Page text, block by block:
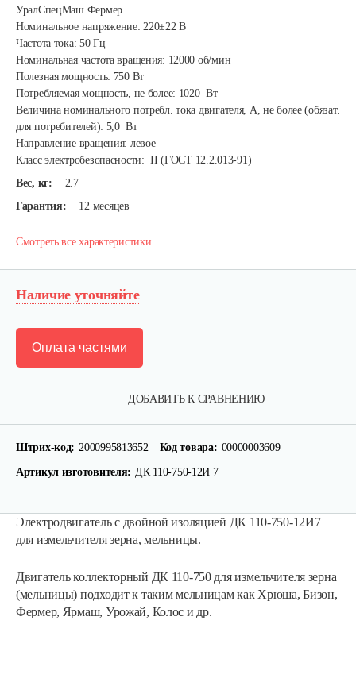
УралСпецМаш Фермер
Номинальное напряжение: 220±22 В
Частота тока: 50 Гц
Номинальная частота вращения: 12000 об/мин
Полезная мощность: 750 Вт
Потребляемая мощность, не более: 1020 Вт
Величина номинального потребл. тока двигателя, А, не более (обязат.
для потребителей): 5,0 Вт
Направление вращения: левое
Класс электробезопасности: II (ГОСТ 12.2.013-91)
Вес, кг:
2.7
Гарантия:
12 месяцев
Смотреть все характеристики
Наличие уточняйте
ДОБАВИТЬ К СРАВНЕНИЮ
Оплата частями
Штрих-код: 2000995813652 Код товара: 00000003609
Артикул изготовителя: ДК 110-750-12И 7
Электродвигатель с двойной изоляцией ДК 110-750-12И7
для измельчителя зерна, мельницы.
Двигатель коллекторный ДК 110-750 для измельчителя зерна
(мельницы) подходит к таким мельницам как Хрюша, Бизон,
Фермер, Ярмаш, Урожай, Колос и др.